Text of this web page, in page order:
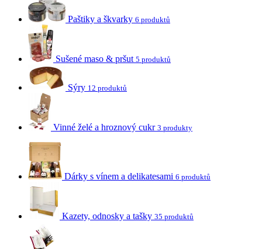
Paštiky a škvarky 6 produktů
Sušené maso & pršut 5 produktů
Sýry 12 produktů
Vinné želé a hroznový cukr 3 produkty
Dárky s vínem a delikatesami 6 produktů
Kazety, odnosky a tašky 35 produktů